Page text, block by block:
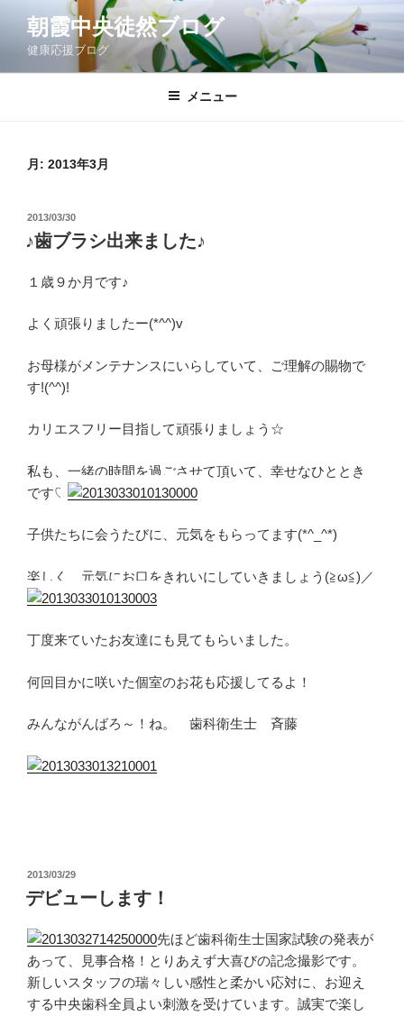
ン
朝霞中央徒然ブログ
健康応援ブログ
メニュー
月: 2013年3月
投
日:
2013/03/30
♪歯ブラシ出来ました♪
１歳９か月です♪
よく頑張りましたー(*^^)v
お母様がメンテナンスにいらしていて、ご理解の賜物で
す!(^^)!
カリエスフリー目指して頑張りましょう☆
私も、一緒の時間を過ごさせて頂いて、幸せなひととき
です♡
子供たちに会うたびに、元気をもらってます(*^_^*)
楽しく、元気にお口をきれいにしていきましょう(≧ω≦)／
丁度来ていたお友達にも見てもらいました。
何回目かに咲いた個室のお花も応援してるよ！
みんながんばろ～！ね。 歯科衛生士 斉藤
投
稿
日:
2013/03/29
デビューします！
先ほど歯科衛生士国家試験の発表が
あって、見事合格！とりあえず大喜びの記念撮影です。
新しいスタッフの瑞々しい感性と柔かい応対に、お迎え
する中央歯科全員よい刺激を受けています。誠実で楽し